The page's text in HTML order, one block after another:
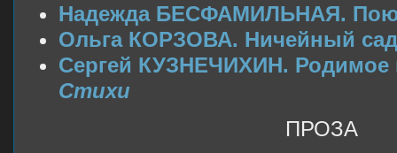
Надежда БЕСФАМИЛЬНАЯ.
Ольга КОРЗОВА. Ничейный
Сергей КУЗНЕЧИХИН. Родимое
Стихи
ПРОЗА